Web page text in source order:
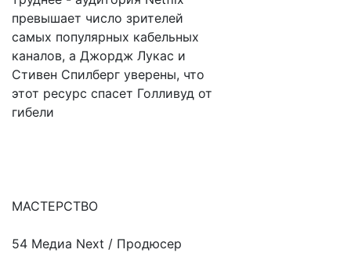
превышает число зрителей
самых популярных кабельных
каналов, а Джордж Лукас и
Стивен Спилберг уверены, что
этот ресурс спасет Голливуд от
гибели
МАСТЕРСТВО
54 Медиа Next / Продюсер